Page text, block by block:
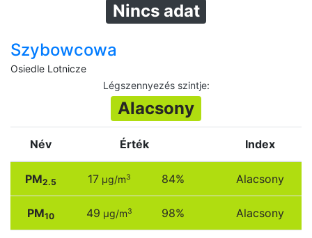
Nincs adat
Szybowcowa
Osiedle Lotnicze
Légszennyezés szintje:
Alacsony
Név Érték Index
PM2.5 17 µg/m3 84% Alacsony
PM10 49 µg/m3 98% Alacsony